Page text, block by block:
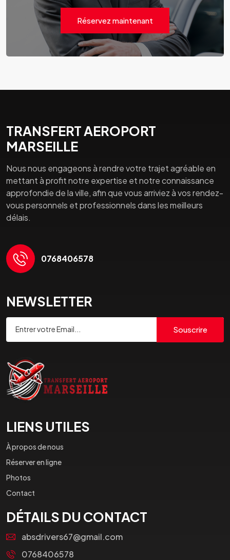
Réservez maintenant
TRANSFERT AEROPORT
MARSEILLE
Nous nous engageons à rendre votre trajet agréable en
mettant à profit notre expertise et notre connaissance
approfondie de la ville, afin que vous arriviez à vos rendez-
vous personnels et professionnels dans les meilleurs
délais.
0768406578
NEWSLETTER
Souscrire
LIENS UTILES
À propos de nous
Réserver en ligne
Photos
Contact
DÉTAILS DU CONTACT
absdrivers67@gmail.com
0768406578